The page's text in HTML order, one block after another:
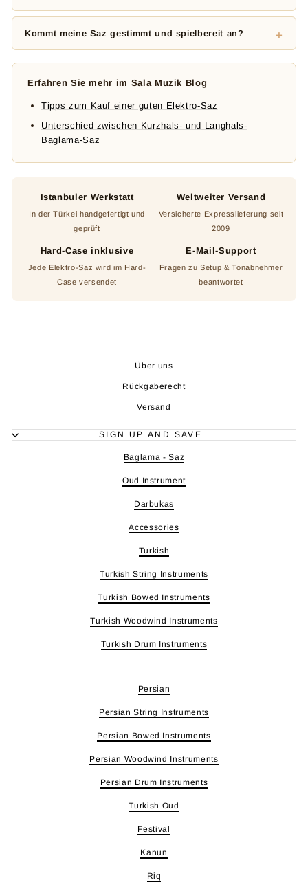
Kommt meine Saz gestimmt und spielbereit an?
Erfahren Sie mehr im Sala Muzik Blog
Tipps zum Kauf einer guten Elektro-Saz
Unterschied zwischen Kurzhals- und Langhals-
Baglama-Saz
Istanbuler Werkstatt
In der Türkei handgefertigt und
geprüft
Weltweiter Versand
Versicherte Expresslieferung seit
2009
Hard-Case inklusive
Jede Elektro-Saz wird im Hard-
Case versendet
E-Mail-Support
Fragen zu Setup & Tonabnehmer
beantwortet
Über uns
Rückgaberecht
Versand
SIGN UP AND SAVE
Baglama - Saz
Oud Instrument
Darbukas
Accessories
Turkish
Turkish String Instruments
Turkish Bowed Instruments
Turkish Woodwind Instruments
Turkish Drum Instruments
Persian
Persian String Instruments
Persian Bowed Instruments
Persian Woodwind Instruments
Persian Drum Instruments
Turkish Oud
Festival
Kanun
Riq